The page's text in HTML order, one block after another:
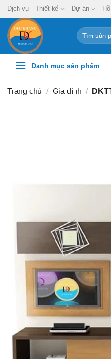
Chuyển
đến
nội
dung
Dịch vụ Thiết kế Dự án
Tìm
kiếm:
Danh mục sản phẩm
Trang chủ / Gia đình /